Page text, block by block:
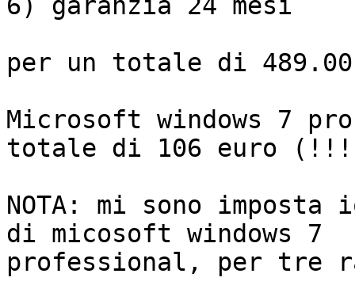
6) garanzia 24 mesi
per un totale di
Microsoft windows 7
totale di 106 euro
NOTA: mi sono
di micosoft windows 7
professional, per tre